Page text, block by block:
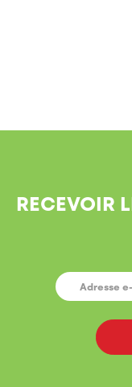
RECEVOIR
E-
MAIL *